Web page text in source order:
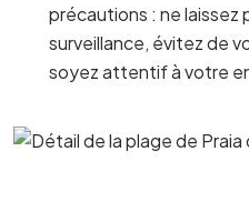
précautions : ne laissez
surveillance, évitez de
soyez attentif à votre